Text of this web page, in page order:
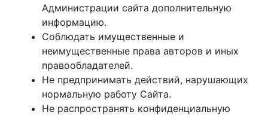
Администрации сайта дополнительную
информацию.
Соблюдать имущественные и
неимущественные права авторов и иных
правообладателей.
Не предпринимать действий, нарушающих
нормальную работу Сайта.
Не распространять конфиденциальную